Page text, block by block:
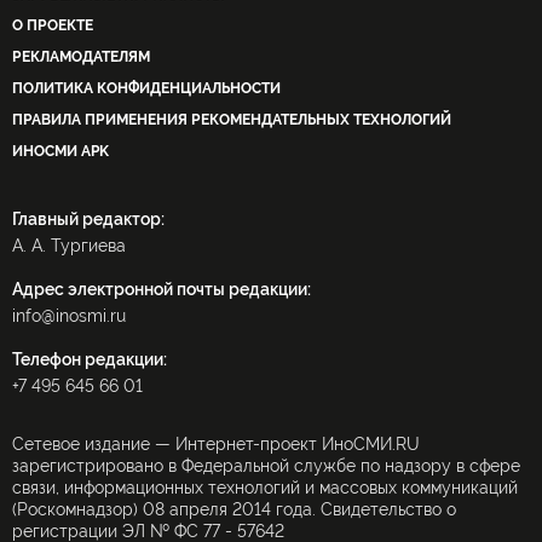
закрытие консульства в Сан-Франциско
двигатели РД-180 СМИ США
О ПРОЕКТЕ
РЕКЛАМОДАТЕЛЯМ
ПОЛИТИКА КОНФИДЕНЦИАЛЬНОСТИ
ПРАВИЛА ПРИМЕНЕНИЯ РЕКОМЕНДАТЕЛЬНЫХ ТЕХНОЛОГИЙ
ИНОСМИ APK
Главный редактор:
А. А. Тургиева
Адрес электронной почты редакции:
info@inosmi.ru
Телефон редакции:
+7 495 645 66 01
Сетевое издание — Интернет-проект ИноСМИ.RU
зарегистрировано в Федеральной службе по надзору в сфере
связи, информационных технологий и массовых коммуникаций
(Роскомнадзор) 08 апреля 2014 года. Свидетельство о
регистрации ЭЛ № ФС 77 - 57642